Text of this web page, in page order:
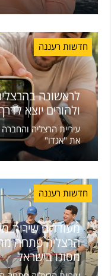
חדשות רעננה
לראשונה
ולהורים יוצא לדרך
עיריית הרצליה
את "אגדו"
חדשות רעננה
מעודדים שירות
הרצליה פתחה
מסוגו בישראל